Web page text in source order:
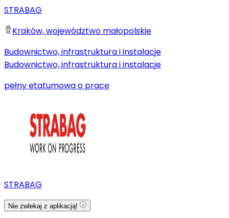
STRABAG
Kraków, województwo małopolskie
Budownictwo, infrastruktura i instalacje
Budownictwo, infrastruktura i instalacje
pełny etatumowa o pracę
STRABAG
Nie zwlekaj z aplikacją!